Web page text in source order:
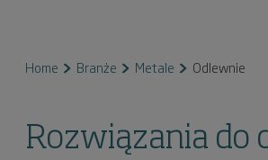
Home Branże Metale Odlewnie
Rozwiązania do